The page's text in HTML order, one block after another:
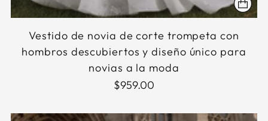
Vestido de novia de corte trompeta con
hombros descubiertos y diseño único para
novias a la moda
$959.00